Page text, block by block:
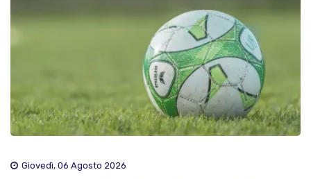
Giovedì, 06 Agosto 2026